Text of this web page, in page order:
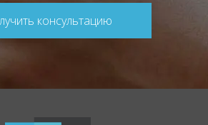
консультацию